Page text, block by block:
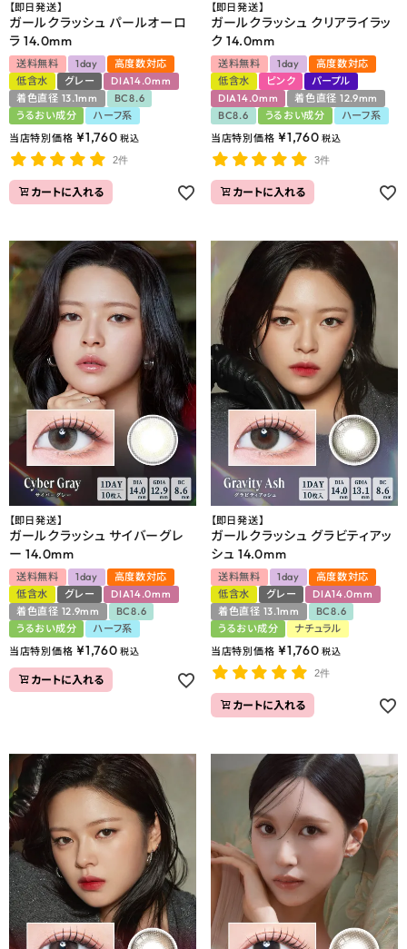
【即日発送】
ガールクラッシュ パールオーロ
ラ 14.0mm
送料無料 1day
高度数対応
低含水
グレー
DIA14.0mm
着色直径 13.1mm
BC8.6
うるおい成分
ハーフ系
当店特別価格 ¥1,760 税込
2件
カートに入れる
【即日発送】
ガールクラッシュ クリアライラッ
ク 14.0mm
送料無料 1day
高度数対応
低含水
ピンク
パープル
DIA14.0mm
着色直径 12.9mm
BC8.6
うるおい成分
ハーフ系
当店特別価格 ¥1,760 税込
3件
カートに入れる
【即日発送】
ガールクラッシュ サイバーグレ
ー 14.0mm
送料無料 1day
高度数対応
低含水
グレー
DIA14.0mm
着色直径 12.9mm
BC8.6
うるおい成分
ハーフ系
当店特別価格 ¥1,760 税込
カートに入れる
【即日発送】
ガールクラッシュ グラビティアッ
シュ 14.0mm
送料無料 1day
高度数対応
低含水
グレー
DIA14.0mm
着色直径 13.1mm
BC8.6
うるおい成分
ナチュラル
当店特別価格 ¥1,760 税込
2件
カートに入れる